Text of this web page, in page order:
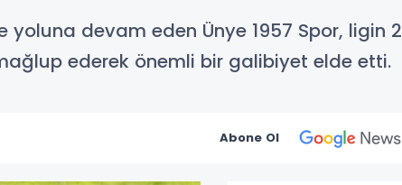
devam eden Ünye 1957 Spor, ligin
ederek önemli bir galibiyet elde etti.
Abone Ol